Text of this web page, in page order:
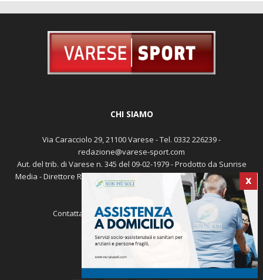
X
CHI SIAMO
Via Caracciolo 29, 21100 Varese - Tel. 0332 226239 -
redazione@varese-sport.com
Aut. del trib. di Varese n. 345 del 09-02-1979 - Prodotto da Sunrise
Media - Direttore Responsabile: Michele Marocco -Cookie policy
Pubblicità
Contattaci: redazione@varese-sport.com
SEGUICI